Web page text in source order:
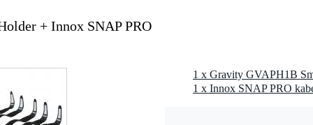
38 mm
4"
draad, 1x cold shoe
en rubber
+ Innox SNAP PRO
1 x Innox SNAP PRO